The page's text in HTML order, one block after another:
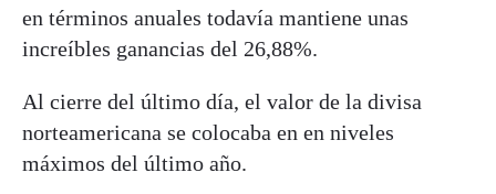
en términos anuales todavía mantiene unas
increíbles ganancias del 26,88%.
Al cierre del último día, el valor de la divisa
norteamericana se colocaba en en niveles
máximos del último año.